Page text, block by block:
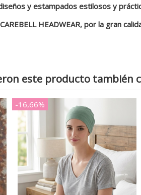
y estampados estilosos y
HEADWEAR, por la gran
este producto también
-16,66%